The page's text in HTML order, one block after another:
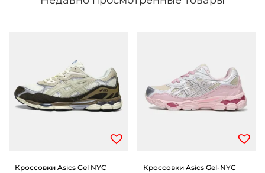
Кроссовки Asics Gel NYC
Кроссовки Asics Gel-NYC